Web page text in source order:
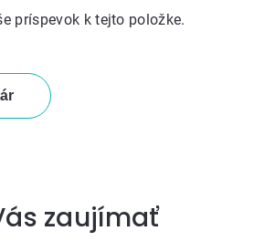
príspevok k tejto položke.
zaujímať